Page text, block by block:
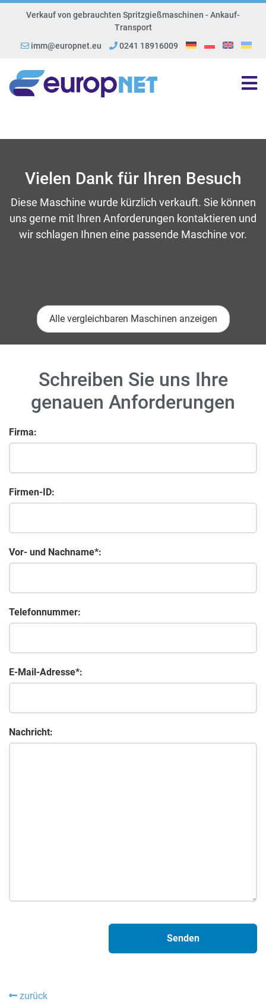
Verkauf von gebrauchten Spritzgießmaschinen - Ankauf-
Transport
imm@europnet.eu
0241 18916009
Vielen Dank für Ihren Besuch
Diese Maschine wurde kürzlich verkauft. Sie können
uns gerne mit Ihren Anforderungen kontaktieren und
wir schlagen Ihnen eine passende Maschine vor.
Alle vergleichbaren Maschinen anzeigen
Schreiben Sie uns Ihre
genauen Anforderungen
Firma:
Firmen-ID:
Vor- und Nachname*:
Telefonnummer:
E-Mail-Adresse*:
Nachricht:
zurück